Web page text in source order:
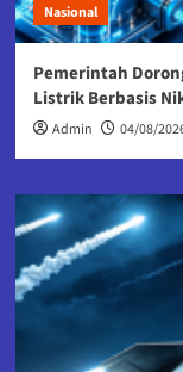
Nasional
Pemerintah
Listrik Berbasis
Admin 04/08/